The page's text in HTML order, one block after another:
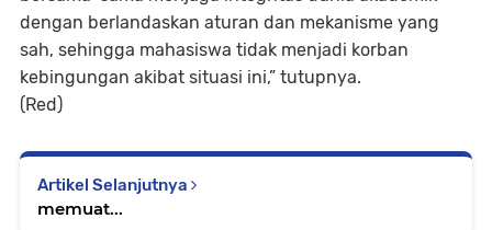
dengan berlandaskan aturan dan mekanisme yang
sah, sehingga mahasiswa tidak menjadi korban
kebingungan akibat situasi ini,” tutupnya.
(Red)
Artikel Selanjutnya
memuat...